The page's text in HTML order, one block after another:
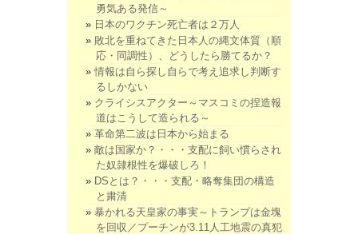
勇気ある発信～
日本のワクチン死亡者は２万人
敗北を重ねてきた日本人の縄文体質（順
応・同調性）、どうしたら勝てるか？
情報は自ら探し自らで考え追求し判断す
るしかない
クライシスアクター～マスコミの捏造報
道はこうして造られる～
革命第二波は日本から始まる
敵は国家か？・・・支配に飼い慣らされ
た奴隷根性を爆破しろ！
DSとは？・・・支配・略奪集団の構造
と粛清
暴かれる天皇家の事実～トランプは金塊
を回収／プーチンが3.11人工地震の真犯